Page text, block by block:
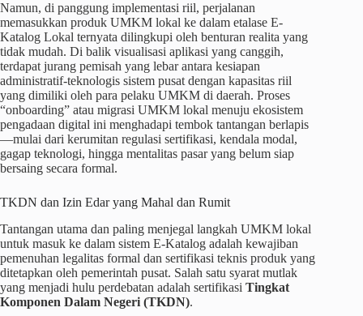
Namun, di panggung implementasi riil, perjalanan
memasukkan produk UMKM lokal ke dalam etalase E-
Katalog Lokal ternyata dilingkupi oleh benturan realita yang
tidak mudah. Di balik visualisasi aplikasi yang canggih,
terdapat jurang pemisah yang lebar antara kesiapan
administratif-teknologis sistem pusat dengan kapasitas riil
yang dimiliki oleh para pelaku UMKM di daerah. Proses
“onboarding” atau migrasi UMKM lokal menuju ekosistem
pengadaan digital ini menghadapi tembok tantangan berlapis
—mulai dari kerumitan regulasi sertifikasi, kendala modal,
gagap teknologi, hingga mentalitas pasar yang belum siap
bersaing secara formal.
TKDN dan Izin Edar yang Mahal dan Rumit
Tantangan utama dan paling menjegal langkah UMKM lokal
untuk masuk ke dalam sistem E-Katalog adalah kewajiban
pemenuhan legalitas formal dan sertifikasi teknis produk yang
ditetapkan oleh pemerintah pusat. Salah satu syarat mutlak
yang menjadi hulu perdebatan adalah sertifikasi Tingkat
Komponen Dalam Negeri (TKDN).